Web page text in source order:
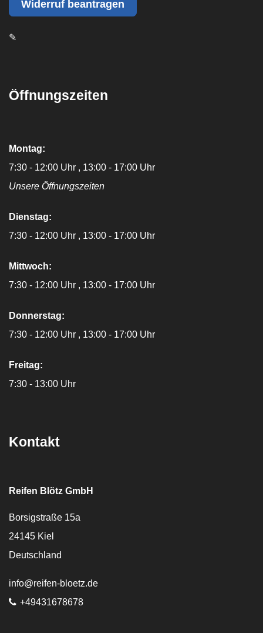
g
Widerruf beantragen
✎
Öffnungszeiten
Montag:
7:30 - 12:00 Uhr
13:00 - 17:00 Uhr
Unsere Öffnungszeiten
Dienstag:
7:30 - 12:00 Uhr
13:00 - 17:00 Uhr
Mittwoch:
7:30 - 12:00 Uhr
13:00 - 17:00 Uhr
Donnerstag:
7:30 - 12:00 Uhr
13:00 - 17:00 Uhr
Freitag:
7:30 - 13:00 Uhr
Kontakt
Reifen Blötz GmbH
Borsigstraße 15a
24145 Kiel
Deutschland
E-Mail:
info@reifen-bloetz.de
Telefon:
+49431678678